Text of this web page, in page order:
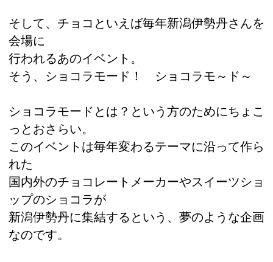
そして、チョコといえば毎年新潟伊勢丹さんを
会場に
行われるあのイベント。
そう、ショコラモード！ ショコラモ～ド～
ショコラモードとは？という方のためにちょこ
っとおさらい。
このイベントは毎年変わるテーマに沿って作ら
れた
国内外のチョコレートメーカーやスイーツショ
ップのショコラが
新潟伊勢丹に集結するという、夢のような企画
なのです。